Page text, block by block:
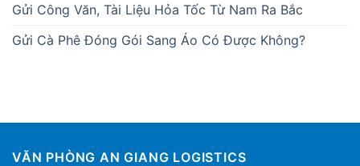
Gửi Công Văn, Tài Liệu Hỏa Tốc Từ Nam Ra Bắc
Gửi Cà Phê Đóng Gói Sang Áo Có Được Không?
VĂN PHÒNG AN GIANG LOGISTICS